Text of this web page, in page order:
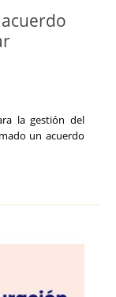
la gestión del
un acuerdo